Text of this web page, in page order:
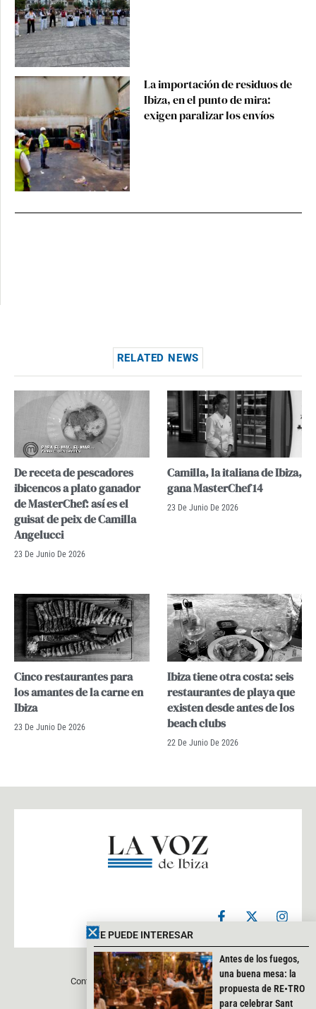
La importación de residuos de
Ibiza, en el punto de mira:
exigen paralizar los envíos
RELATED NEWS
De receta de pescadores
ibicencos a plato ganador
de MasterChef: así es el
guisat de peix de Camilla
Angelucci
23 De Junio De 2026
Camilla, la italiana de Ibiza,
gana MasterChef 14
23 De Junio De 2026
Cinco restaurantes para
los amantes de la carne en
Ibiza
23 De Junio De 2026
Ibiza tiene otra costa: seis
restaurantes de playa que
existen desde antes de los
beach clubs
22 De Junio De 2026
F
a
e
b
o
o
k
X
-
w
i
t
t
e
I
n
t
a
g
r
a
Contacto Aviso legal Política de privacidad
TE PUEDE INTERESAR
Antes de los fuegos,
una buena mesa: la
propuesta de RE•TRO
para celebrar Sant